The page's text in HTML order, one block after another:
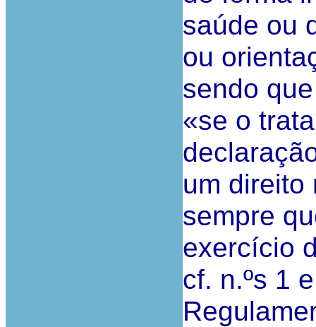
saúde ou
ou
sendo
«se o
um direito
sempre
exercício
cf. n.ºs 1